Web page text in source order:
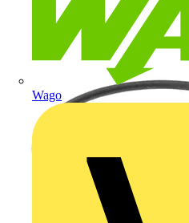
Wago